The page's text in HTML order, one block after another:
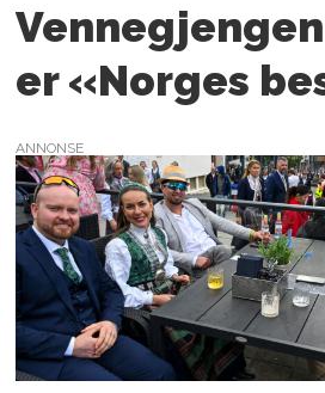
er «Norges
ANNONSE